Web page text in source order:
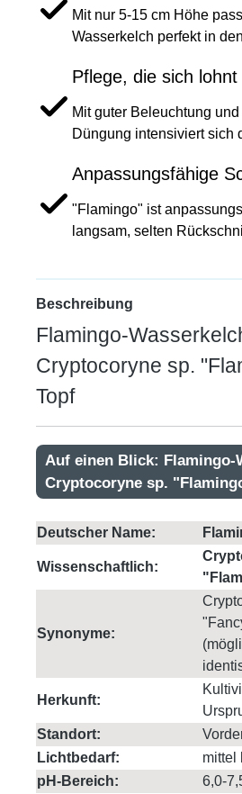
Mit nur 5-15 cm Höhe
Wasserkelch perfekt in
Pflege, die sich lohnt
Mit guter Beleuchtung
Düngung intensiviert sich
Anpassungsfähige
"Flamingo" ist
langsam, selten
Beschreibung
Flamingo-
Cryptocoryne sp.
Topf
Auf einen Blick: Flamingo-
Cryptocoryne sp.
Deutscher Name:
Wissenschaftlich:
Synonyme:
Herkunft:
Standort:
Lichtbedarf:
mittel
pH-Bereich:
6,0-